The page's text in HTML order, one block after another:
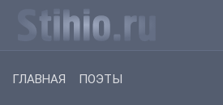
ГЛАВНАЯ ПОЭТЫ